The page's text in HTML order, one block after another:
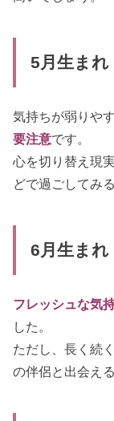
5月生まれ
気持ちが弱りや
要注意です。
心を切り替え現
どで過ごしてみ
6月生まれ
フレッシュな気
した。
ただし、長く続
の伴侶と出会え